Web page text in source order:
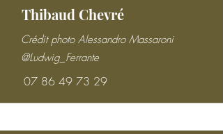
Thibaud Chevré
Crédit photo Alessandro Massaroni
@Ludwig_Ferrante
07 86 49 73 29